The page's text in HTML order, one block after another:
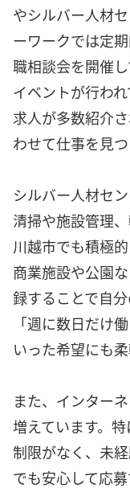
やシルバー人材
ーワークでは定
職相談会を開催
イベントが行わ
求人が多数紹介
わせて仕事を見
シルバー人材セ
清掃や施設管理
川越市でも積極
商業施設や公園
録することで自
「週に数日だけ
いった希望にも
また、インター
増えています。
制限がなく、未
でも安心して応